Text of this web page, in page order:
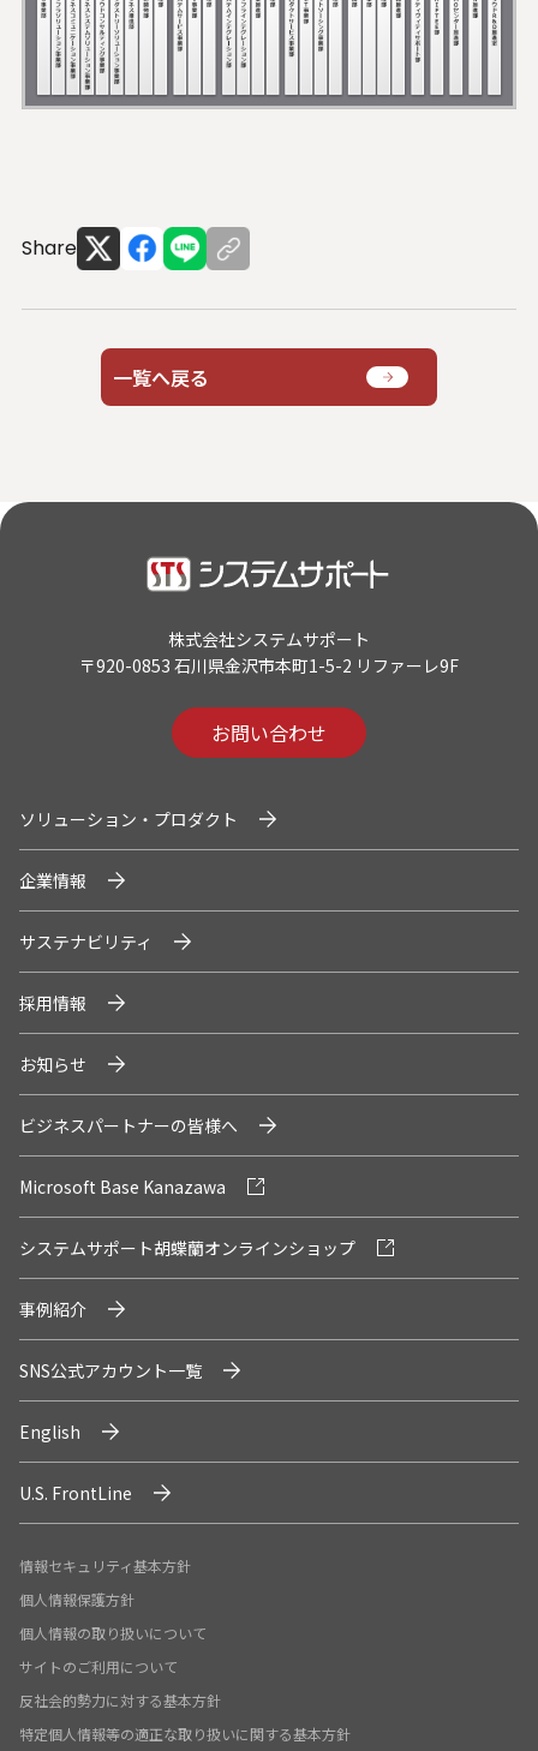
カスタマーハラスメントに関する指針
電子公告
ソーシャルメディアポリシー
Share
一覧へ戻る
株式会社システムサポート
〒920-0853 石川県金沢市本町1-5-2 リファーレ9F
お問い合わせ
ソリューション・プロダクト
企業情報
サステナビリティ
採用情報
お知らせ
ビジネスパートナーの皆様へ
Microsoft Base Kanazawa
システムサポート胡蝶蘭オンラインショップ
事例紹介
SNS公式アカウント一覧
English
U.S. FrontLine
情報セキュリティ基本方針
個人情報保護方針
個人情報の取り扱いについて
サイトのご利用について
反社会的勢力に対する基本方針
特定個人情報等の適正な取り扱いに関する基本方針